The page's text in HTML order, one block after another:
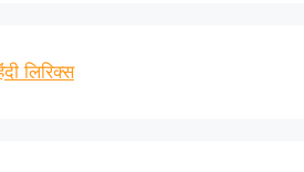
लिरिक्स